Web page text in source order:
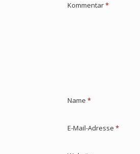
Kommentar*
Name *
E-Mail-Adresse *